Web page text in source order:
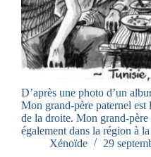
D’après une photo d’un
Mon grand-père paternel est
de la droite. Mon grand-père
également dans la région à
Xénoïde
29